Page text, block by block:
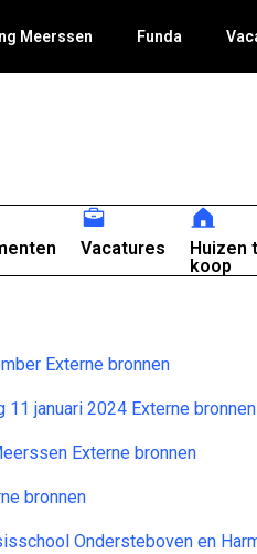
Meerssen Funda
Vacatures
Huizen
koop
Externe bronnen
januari 2024 Externe bronnen
Externe bronnen
bronnen
Ondersteboven en